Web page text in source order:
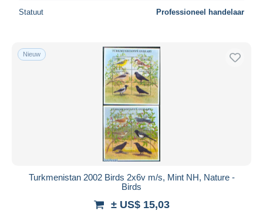
Statuut Professioneel handelaar
Nieuw
Turkmenistan 2002 Birds 2x6v m/s, Mint NH, Nature -
Birds
± US$ 15,03